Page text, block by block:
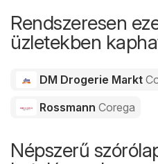
Rendszeresen
üzletekben
DM Drogerie Markt
Rossmann Corega
Népszerű